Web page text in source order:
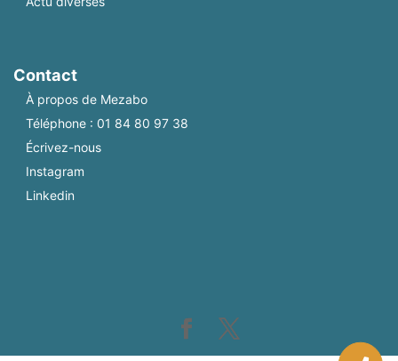
Contact
À propos de Mezabo
Téléphone : 01 84 80 97 38
Écrivez-nous
Instagram
Linkedin